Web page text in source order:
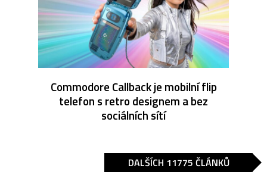
Commodore Callback je mobilní flip
telefon s retro designem a bez
sociálních sítí
DALŠÍCH 11775 ČLÁNKŮ